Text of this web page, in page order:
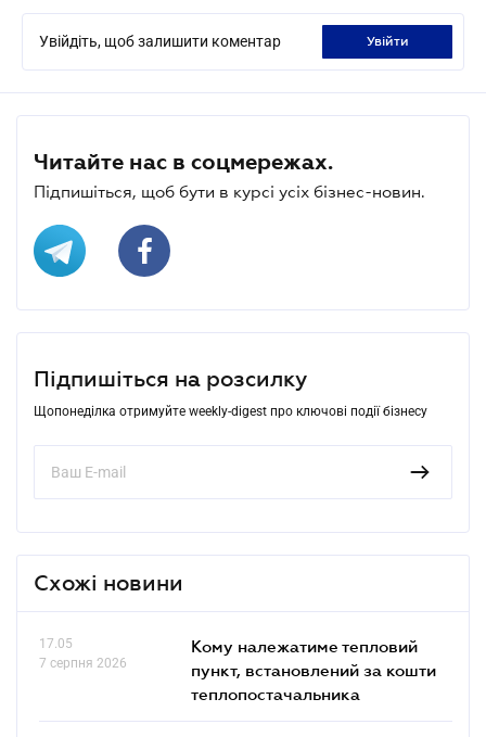
Увійдіть, щоб залишити коментар увійти
Читайте нас в соцмережах.
Підпишіться, щоб бути в курсі усіх бізнес-новин.
Підпишіться на розсилку
Щопонеділка отримуйте weekly-digest про ключові події бізнесу
Схожі новини
17.05
7 серпня 2026
Кому належатиме тепловий
пункт, встановлений за кошти
теплопостачальника